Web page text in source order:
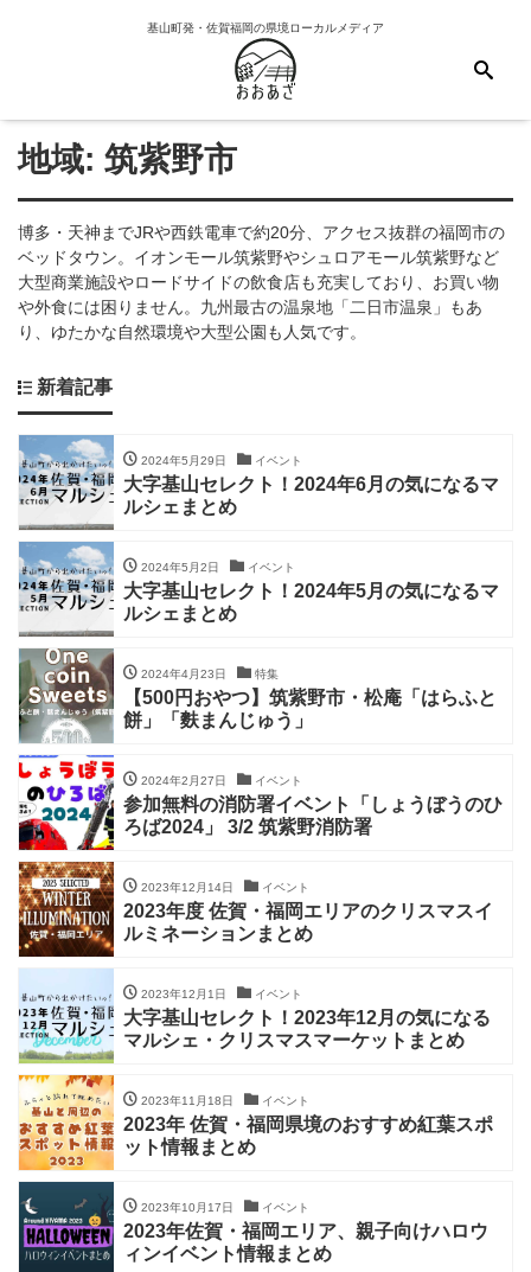
基山町発・佐賀福岡の県境ローカルメディア
地域: 筑紫野市
博多・天神までJRや西鉄電車で約20分、アクセス抜群の福岡市の
ベッドタウン。イオンモール筑紫野やシュロアモール筑紫野など
大型商業施設やロードサイドの飲食店も充実しており、お買い物
や外食には困りません。九州最古の温泉地「二日市温泉」もあ
り、ゆたかな自然環境や大型公園も人気です。
新着記事
2024年5月29日 イベント
大字基山セレクト！2024年6月の気になるマ
ルシェまとめ
2024年5月2日 イベント
大字基山セレクト！2024年5月の気になるマ
ルシェまとめ
2024年4月23日 特集
【500円おやつ】筑紫野市・松庵「はらふと
餅」「麩まんじゅう」
2024年2月27日 イベント
参加無料の消防署イベント「しょうぼうのひ
ろば2024」 3/2 筑紫野消防署
2023年12月14日 イベント
2023年度 佐賀・福岡エリアのクリスマスイ
ルミネーションまとめ
2023年12月1日 イベント
大字基山セレクト！2023年12月の気になる
マルシェ・クリスマスマーケットまとめ
2023年11月18日 イベント
2023年 佐賀・福岡県境のおすすめ紅葉スポ
ット情報まとめ
2023年10月17日 イベント
2023年佐賀・福岡エリア、親子向けハロウ
ィンイベント情報まとめ